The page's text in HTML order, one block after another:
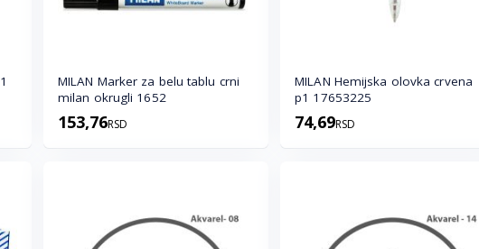
MILAN Marker za belu tablu crni
milan okrugli 1652
153,76RSD
MILAN Hemijska olovka crvena
p1 17653225
74,69RSD